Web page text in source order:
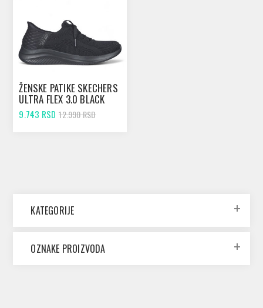
ŽENSKE PATIKE SKECHERS
ULTRA FLEX 3.0 BLACK
9.743 RSD 12.990 RSD
KATEGORIJE
OZNAKE PROIZVODA